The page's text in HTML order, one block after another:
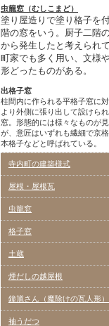
虫籠窓（むしこまど）
塗り屋造りで塗り格子を
階の窓をいう。厨子二階
から発生したと考えられて
町家でも多く用い、文様
形どったものがある。
出格子窓
柱間内に作られる平格子窓に
より外側に張り出して設けら
窓。形態的には様々なものが
が、意匠はいずれも繊細で京
本格子などと呼ばれている。
寺内町の建築様式
屋根・屋根瓦
虫籠窓
格子窓
土蔵
煙だしの越屋根
鐘馗さん（魔除けの瓦人形）
袖うだつ